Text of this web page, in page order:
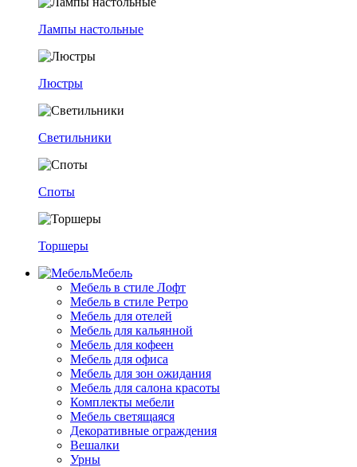
Лампы настольные
Люстры
Светильники
Споты
Торшеры
Мебель
Мебель в стиле Лофт
Мебель в стиле Ретро
Мебель для отелей
Мебель для кальянной
Мебель для кофеен
Мебель для офиса
Мебель для зон ожидания
Мебель для салона красоты
Комплекты мебели
Мебель светящаяся
Декоративные ограждения
Вешалки
Урны